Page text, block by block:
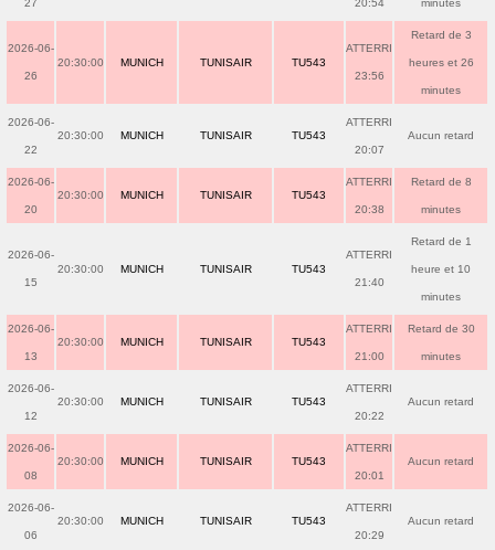
27 20:54 minutes
2026-06-
26
20:30:00 MUNICH TUNISAIR TU543
ATTERRI
23:56
Retard de 3
heures et 26
minutes
2026-06-
22
20:30:00 MUNICH TUNISAIR TU543
ATTERRI
20:07
Aucun retard
2026-06-
20
20:30:00 MUNICH TUNISAIR TU543
ATTERRI
20:38
Retard de 8
minutes
2026-06-
15
20:30:00 MUNICH TUNISAIR TU543
ATTERRI
21:40
Retard de 1
heure et 10
minutes
2026-06-
13
20:30:00 MUNICH TUNISAIR TU543
ATTERRI
21:00
Retard de 30
minutes
2026-06-
12
20:30:00 MUNICH TUNISAIR TU543
ATTERRI
20:22
Aucun retard
2026-06-
08
20:30:00 MUNICH TUNISAIR TU543
ATTERRI
20:01
Aucun retard
2026-06-
06
20:30:00 MUNICH TUNISAIR TU543
ATTERRI
20:29
Aucun retard